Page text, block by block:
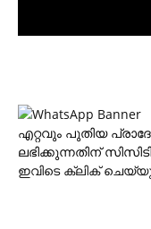
എറ്റവും പുതിയ
ലഭിക്കുന്നതിന്
ഇവിടെ ക്ലിക്